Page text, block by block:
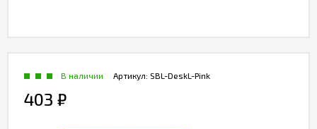
Артикул: SBL-DeskL-Pink
В наличии
403 ₽